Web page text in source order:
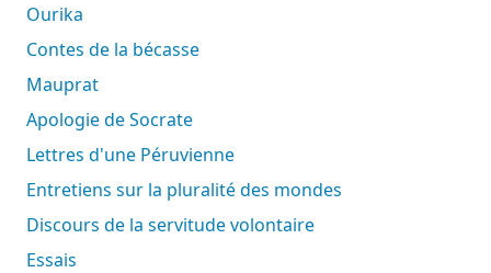
Ourika
Contes de la bécasse
Mauprat
Apologie de Socrate
Lettres d'une Péruvienne
Entretiens sur la pluralité des mondes
Discours de la servitude volontaire
Essais